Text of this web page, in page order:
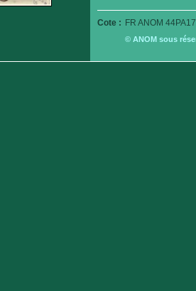
Cote : FR ANOM
© ANOM sous